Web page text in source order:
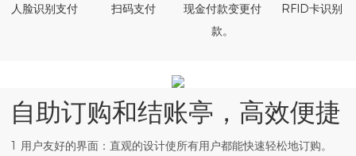
人脸识别支付 扫码支付
现金付款变更付
款。
RFID卡识别
自助订购和结账亭，高效便捷
1 用户友好的界面：直观的设计使所有用户都能快速轻松地订购。